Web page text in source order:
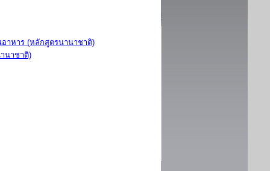
าหาร (หลักสูตรนานาชาติ)
นาชาติ)